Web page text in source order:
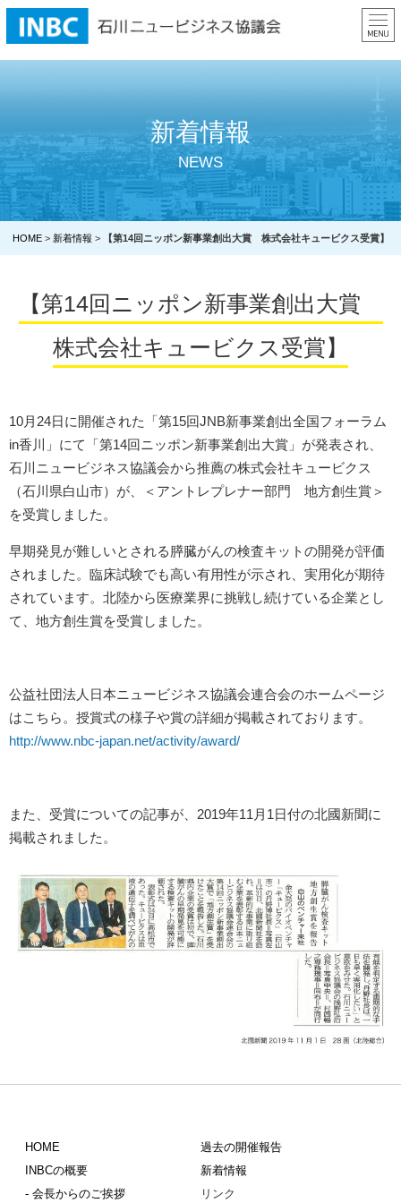
新着情報
NEWS
HOME> 新着情報 > 【第14回ニッポン新事業創出大賞 株式会社キュービクス受賞】
【第14回ニッポン新事業創出大賞
株式会社キュービクス受賞】
10月24日に開催された「第15回JNB新事業創出全国フォーラム
in香川」にて「第14回ニッポン新事業創出大賞」が発表され、
石川ニュービジネス協議会から推薦の株式会社キュービクス
（石川県白山市）が、＜アントレプレナー部門 地方創生賞＞
を受賞しました。
早期発見が難しいとされる膵臓がんの検査キットの開発が評価
されました。臨床試験でも高い有用性が示され、実用化が期待
されています。北陸から医療業界に挑戦し続けている企業とし
て、地方創生賞を受賞しました。
公益社団法人日本ニュービジネス協議会連合会のホームページ
はこちら。授賞式の様子や賞の詳細が掲載されております。
http://www.nbc-japan.net/activity/award/
また、受賞についての記事が、2019年11月1日付の北國新聞に
掲載されました。
HOME
INBCの概要
- 会長からのご挨拶
過去の開催報告
新着情報
リンク